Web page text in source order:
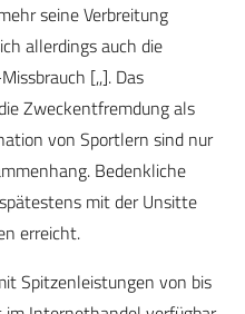
seine Verbreitung
allerdings auch die
[,,]. Das
Zweckentfremdung als
von Sportlern sind nur
Bedenkliche
mit der Unsitte
erreicht.
Spitzenleistungen von bis